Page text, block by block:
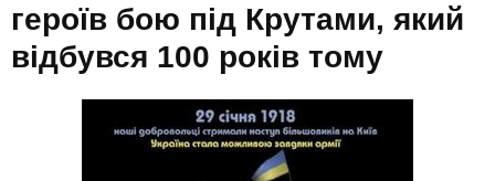
героїв бою під Крутами, який
відбувся 100 років тому